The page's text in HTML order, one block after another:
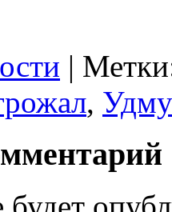
|
,